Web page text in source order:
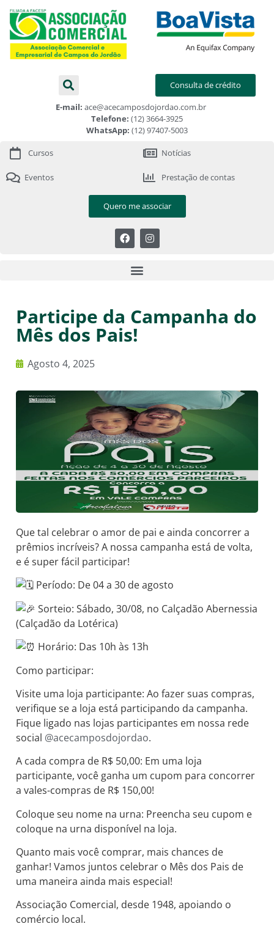
Consulta de crédito
E-mail: ace@acecamposdojordao.com.br
Telefone: (12) 3664-3925
WhatsApp: (12) 97407-5003
Cursos Notícias
Eventos Prestação de contas
Quero me associar
Participe da Campanha do
Mês dos Pais!
Agosto 4, 2025
Que tal celebrar o amor de pai e ainda concorrer a
prêmios incríveis? A nossa campanha está de volta,
e é super fácil participar!
Período: De 04 a 30 de agosto
Sorteio: Sábado, 30/08, no Calçadão Abernessia
(Calçadão da Lotérica)
Horário: Das 10h às 13h
Como participar:
Visite uma loja participante: Ao fazer suas compras,
verifique se a loja está participando da campanha.
Fique ligado nas lojas participantes em nossa rede
social @acecamposdojordao.
A cada compra de R$ 50,00: Em uma loja
participante, você ganha um cupom para concorrer
a vales-compras de R$ 150,00!
Coloque seu nome na urna: Preencha seu cupom e
coloque na urna disponível na loja.
Quanto mais você comprar, mais chances de
ganhar! Vamos juntos celebrar o Mês dos Pais de
uma maneira ainda mais especial!
Associação Comercial, desde 1948, apoiando o
comércio local.